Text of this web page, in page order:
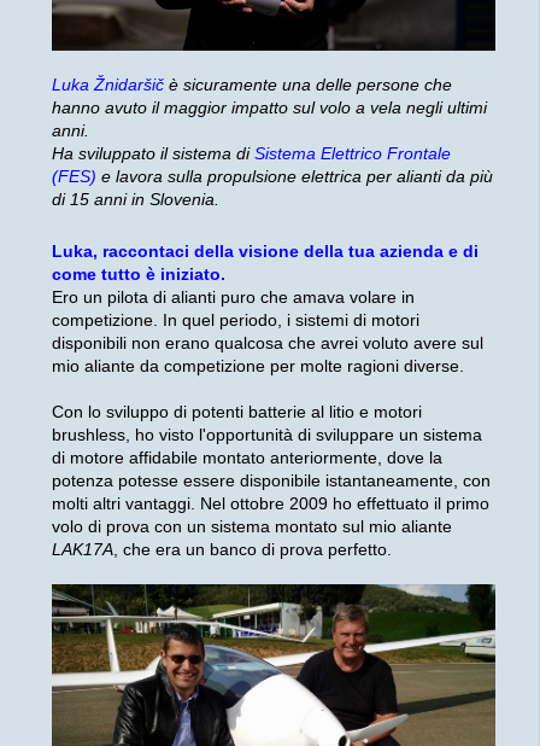
Luka Žnidaršič è sicuramente una delle persone che
hanno avuto il maggior impatto sul volo a vela negli ultimi
anni.
Ha sviluppato il sistema diSistema Elettrico Frontale
(FES) e lavora sulla propulsione elettrica per alianti da più
di 15 anni in Slovenia.
Luka, raccontaci della visione della tua azienda e di
come tutto è iniziato.
Ero un pilota di alianti puro che amava volare in
competizione. In quel periodo, i sistemi di motori
disponibili non erano qualcosa che avrei voluto avere sul
mio aliante da competizione per molte ragioni diverse.
Con lo sviluppo di potenti batterie al litio e motori
brushless, ho visto l'opportunità di sviluppare un sistema
di motore affidabile montato anteriormente, dove la
potenza potesse essere disponibile istantaneamente, con
molti altri vantaggi. Nel ottobre 2009 ho effettuato il primo
volo di prova con un sistema montato sul mio aliante
LAK17A, che era un banco di prova perfetto.